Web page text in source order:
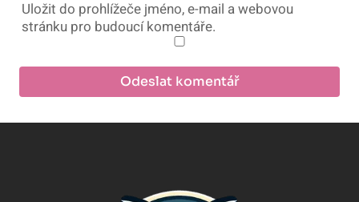
Uložit do prohlížeče jméno, e-mail a webovou
stránku pro budoucí komentáře.